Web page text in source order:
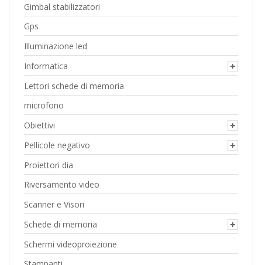
Gimbal stabilizzatori
Gps
Illuminazione led
Informatica
Lettori schede di memoria
microfono
Obiettivi
Pellicole negativo
Proiettori dia
Riversamento video
Scanner e Visori
Schede di memoria
Schermi videoproiezione